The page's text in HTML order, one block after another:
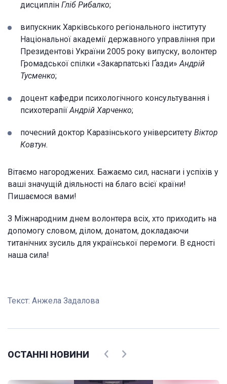
дисциплін Гліб Рибалко;
випускник Харківського регіонального інституту
Національної академії державного управління при
Президентові України 2005 року випуску, волонтер
Громадської спілки «Закарпатські Ґазди» Андрій
Тусменко;
доцент кафедри психологічного консультування і
психотерапії Андрій Харченко;
почесний доктор Каразінського університету Віктор
Ковтун.
Вітаємо нагороджених. Бажаємо сил, наснаги і успіхів у
ваші значущій діяльності на благо всієї країни!
Пишаємося вами!
З Міжнародним днем волонтера всіх, хто приходить на
допомогу словом, ділом, донатом, докладаючи
титанічних зусиль для української перемоги. В єдності
наша сила!
Текст: Анжела Задалова
ОСТАННІ НОВИНИ